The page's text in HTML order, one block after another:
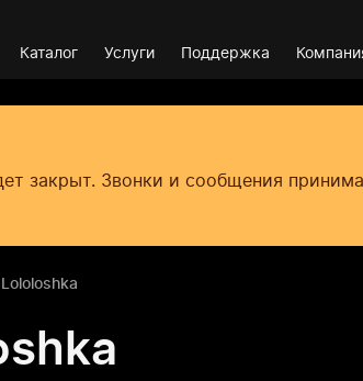
Каталог Услуги Поддержка
закрыт. Звонки и сообщения